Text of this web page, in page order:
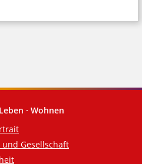
· Wohnen
und Gesellschaft